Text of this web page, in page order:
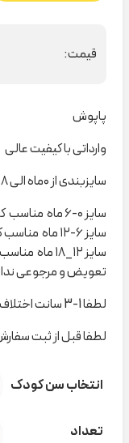
قیمت:
پاپوش
وارداتی با کیفیت عالی
سایزبندی از ۰ماه الی ۱۸ ماه
سایز ۰-۶ ماه مناسب کف پا ۱۱ سانت
سایز ۶-۱۲ ماه مناسب کف پا ۱۲ سانت
سایز ۱۲_۱۸ ماه مناسب کف پا ۱۳ سانت
تعویض و مرجوعی
لطفا 1-3 سانت اختلاف در اندازه گیری را لحاظ کنید
لطفا قبل از ثبت
انتخاب سن کودک
تعداد